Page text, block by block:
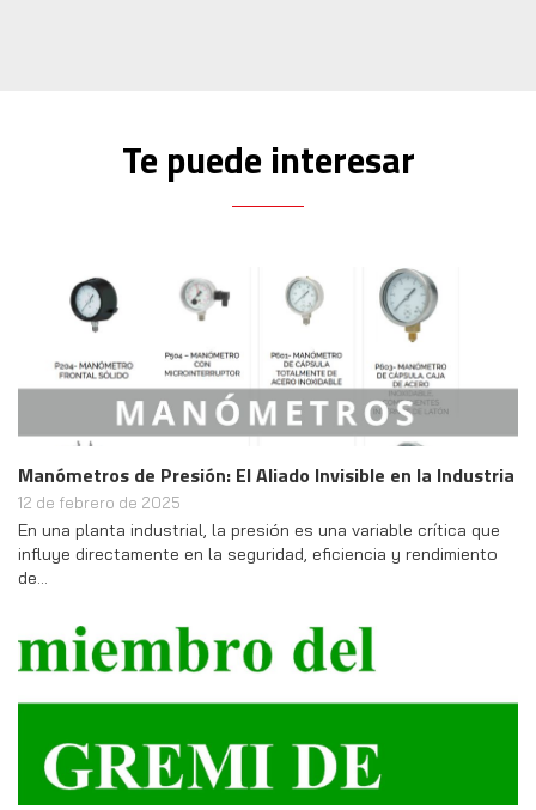
Te puede interesar
Manómetros de Presión: El Aliado Invisible en la Industria
12 de febrero de 2025
En una planta industrial, la presión es una variable crítica que
influye directamente en la seguridad, eficiencia y rendimiento
de…